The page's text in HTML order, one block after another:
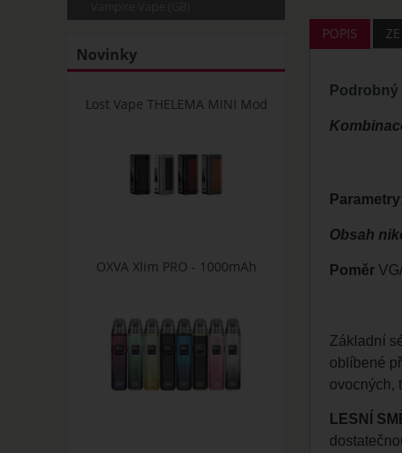
POPIS
Obsah
Poměr
Základní
oblíbené
ovocných,
LESNÍ
Novinky
Lost Vape THELEMA MINI Mod
OXVA Xlim PRO - 1000mAh